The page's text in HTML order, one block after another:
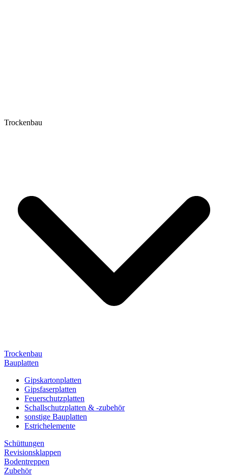
Trockenbau
Trockenbau
Bauplatten
Gipskartonplatten
Gipsfaserplatten
Feuerschutzplatten
Schallschutzplatten & -zubehör
sonstige Bauplatten
Estrichelemente
Schüttungen
Revisionsklappen
Bodentreppen
Zubehör